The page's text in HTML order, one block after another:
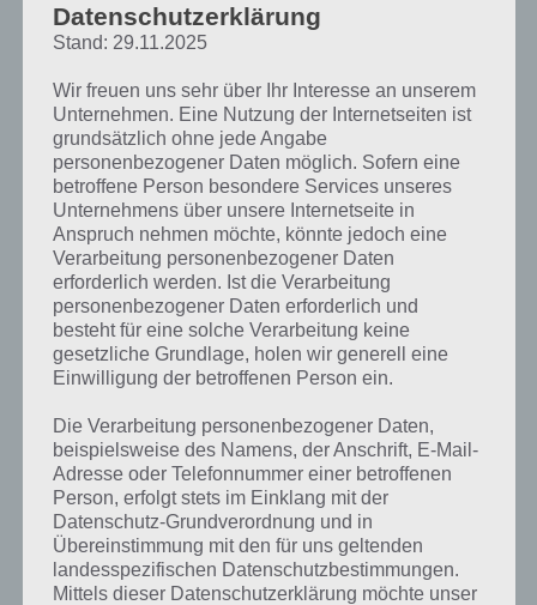
Datenschutzerklärung
Stand: 29.11.2025
Wir freuen uns sehr über Ihr Interesse an unserem
Unternehmen. Eine Nutzung der Internetseiten ist
grundsätzlich ohne jede Angabe
personenbezogener Daten möglich. Sofern eine
betroffene Person besondere Services unseres
Unternehmens über unsere Internetseite in
Anspruch nehmen möchte, könnte jedoch eine
Verarbeitung personenbezogener Daten
erforderlich werden. Ist die Verarbeitung
personenbezogener Daten erforderlich und
besteht für eine solche Verarbeitung keine
gesetzliche Grundlage, holen wir generell eine
Einwilligung der betroffenen Person ein.
Die Verarbeitung personenbezogener Daten,
beispielsweise des Namens, der Anschrift, E-Mail-
Adresse oder Telefonnummer einer betroffenen
Person, erfolgt stets im Einklang mit der
Datenschutz-Grundverordnung und in
Übereinstimmung mit den für uns geltenden
landesspezifischen Datenschutzbestimmungen.
Mittels dieser Datenschutzerklärung möchte unser